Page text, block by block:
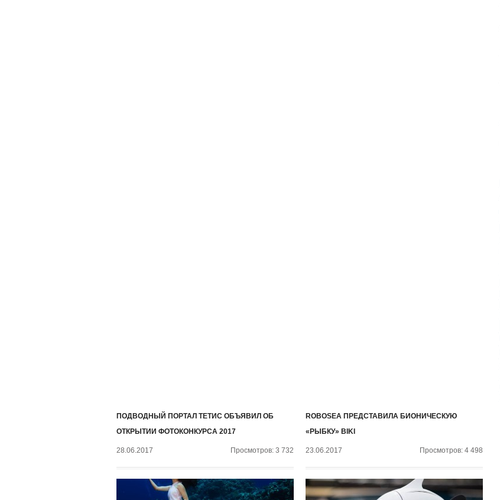
ПОДВОДНЫЙ ПОРТАЛ ТЕТИС ОБЪЯВИЛ ОБ
ОТКРЫТИИ ФОТОКОНКУРСА 2017
28.06.2017 Просмотров: 3 732
ROBOSEA ПРЕДСТАВИЛА БИОНИЧЕСКУЮ
«РЫБКУ» BIKI
23.06.2017 Просмотров: 4 498